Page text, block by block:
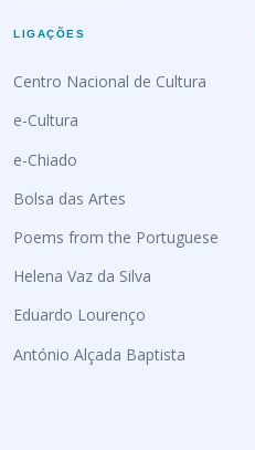
LIGAÇÕES
Centro Nacional de Cultura
e-Cultura
e-Chiado
Bolsa das Artes
Poems from the Portuguese
Helena Vaz da Silva
Eduardo Lourenço
António Alçada Baptista